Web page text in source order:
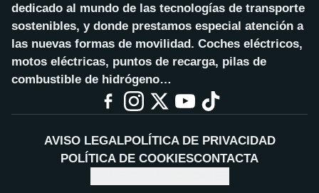
dedicado al mundo de las tecnologías de transporte
sostenibles, y donde prestamos especial atención a
las nuevas formas de movilidad. Coches eléctricos,
motos eléctricas, puntos de recarga, pilas de
combustible de hidrógeno…
AVISO LEGALPOLÍTICA DE PRIVACIDAD
POLÍTICA DE COOKIESCONTACTA